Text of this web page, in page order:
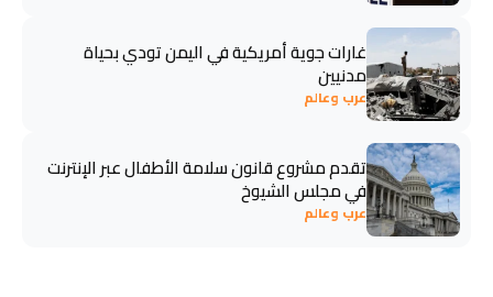
غارات جوية أمريكية في اليمن تودي بحياة
مدنيين
عرب وعالم
تقدم مشروع قانون سلامة الأطفال عبر الإنترنت
في مجلس الشيوخ
عرب وعالم